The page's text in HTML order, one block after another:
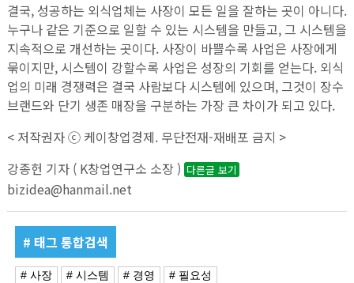
결국, 성공하는 외식업체는 사장이 모든 일을 잘하는 곳이 아니다.
누구나 같은 기준으로 일할 수 있는 시스템을 만들고, 그 시스템을
지속적으로 개선하는 곳이다. 사장이 바쁠수록 사업은 사장에게
묶이지만, 시스템이 강할수록 사업은 성장의 기회를 얻는다. 외식
업의 미래 경쟁력은 결국 사람보다 시스템에 있으며, 그것이 장수
브랜드와 단기 생존 매장을 구분하는 가장 큰 차이가 되고 있다.
< 저작권자 ⓒ 케이창업경제. 무단전재-재배포 금지 >
강종헌 기자 ( K창업연구소 소장 ) 다른글 보기
bizidea@hanmail.net
# 태그 통합검색
# 사장 # 시스템 # 경영 # 필요성